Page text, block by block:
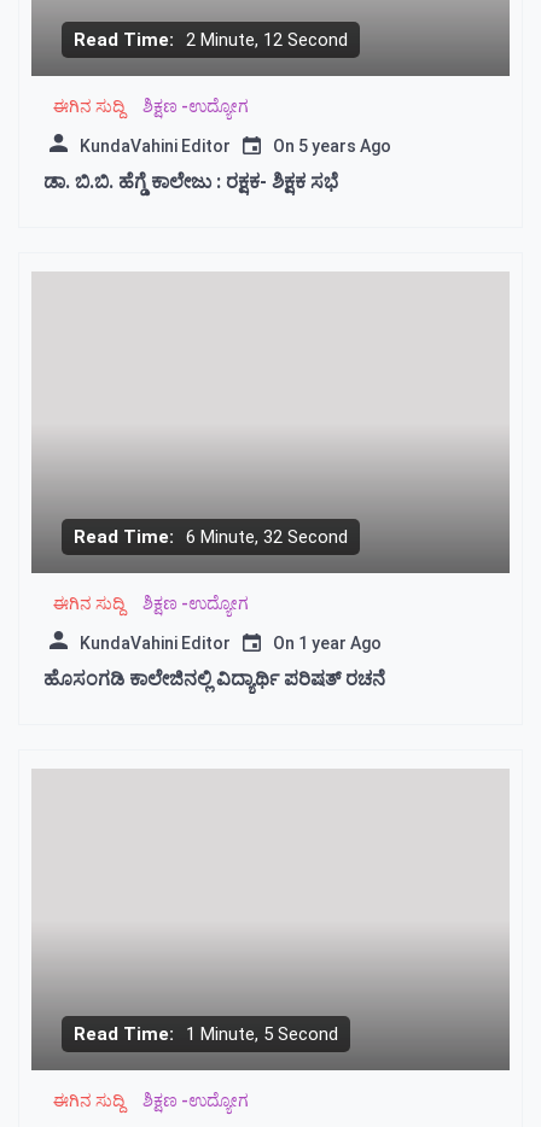
Read Time: 2 Minute, 12 Second
ಈಗಿನ ಸುದ್ದಿ ಶಿಕ್ಷಣ -ಉದ್ಯೋಗ
KundaVahini Editor On 5 years Ago
ಡಾ. ಬಿ.ಬಿ. ಹೆಗ್ಡೆ ಕಾಲೇಜು : ರಕ್ಷಕ- ಶಿಕ್ಷಕ ಸಭೆ
Read Time: 6 Minute, 32 Second
ಈಗಿನ ಸುದ್ದಿ ಶಿಕ್ಷಣ -ಉದ್ಯೋಗ
KundaVahini Editor On 1 year Ago
ಹೊಸಂಗಡಿ ಕಾಲೇಜಿನಲ್ಲಿ ವಿದ್ಯಾರ್ಥಿ ಪರಿಷತ್ ರಚನೆ
Read Time: 1 Minute, 5 Second
ಈಗಿನ ಸುದ್ದಿ ಶಿಕ್ಷಣ -ಉದ್ಯೋಗ